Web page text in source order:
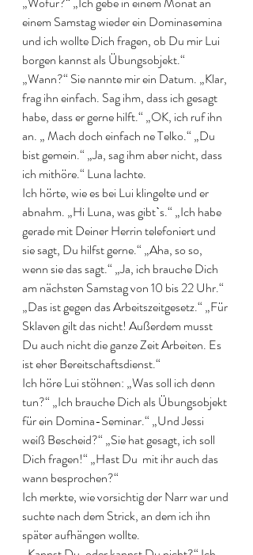
einem Samstag wieder ein Dominasemina
und ich wollte Dich fragen, ob Du mir Lui
borgen kannst als Übungsobjekt.“
„Wann?“ Sie nannte mir ein Datum. „Klar,
frag ihn einfach. Sag ihm, dass ich gesagt
habe, dass er gerne hilft.“ „OK, ich ruf ihn
an. „ Mach doch einfach ne Telko.“ „Du
bist gemein.“ „Ja, sag ihm aber nicht, dass
ich mithöre.“ Luna lachte.
Ich hörte, wie es bei Lui klingelte und er
abnahm. „Hi Luna, was gibtˋs.“ „Ich habe
gerade mit Deiner Herrin telefoniert und
sie sagt, Du hilfst gerne.“ „Aha, so so,
wenn sie das sagt.“ „Ja, ich brauche Dich
am nächsten Samstag von 10 bis 22 Uhr.“
„Das ist gegen das Arbeitszeitgesetz.“ „Für
Sklaven gilt das nicht! Außerdem musst
Du auch nicht die ganze Zeit Arbeiten. Es
ist eher Bereitschaftsdienst.“
Ich höre Lui stöhnen: „Was soll ich denn
tun?“ „Ich brauche Dich als Übungsobjekt
für ein Domina-Seminar.“ „Und Jessi
weiß Bescheid?“ „Sie hat gesagt, ich soll
Dich fragen!“ „Hast Du  mit ihr auch das
wann besprochen?“
Ich merkte, wie vorsichtig der Narr war und
suchte nach dem Strick, an dem ich ihn
später aufhängen wollte.